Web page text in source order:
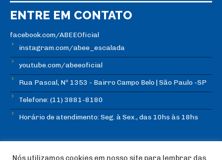
ENTRE EM CONTATO
facebook.com/ABEEOficial
instagram.com/abee_escalada
youtube.com/abeeoficial
Rua Pascal, Nº 1353 - Bairro Campo Belo | São Paulo -SP
Telefone: (11) 3881-8180
Horário de atendimento: Seg. à Sex., das 10hs às 18hs
Nós utilizamos cookies em nosso site para lembrar das